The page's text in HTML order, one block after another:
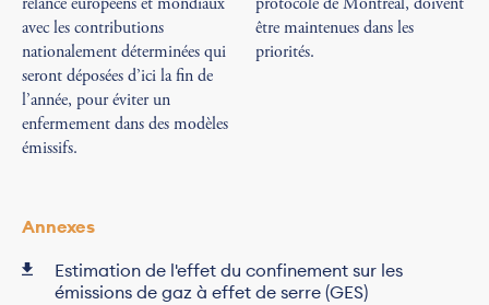
avec les contributions
nationalement déterminées qui
seront déposées d’ici la fin de
l’année, pour éviter un
enfermement dans des modèles
émissifs.
être maintenues dans les
priorités.
Annexes
Estimation de l'effet du confinement sur les
émissions de gaz à effet de serre (GES)